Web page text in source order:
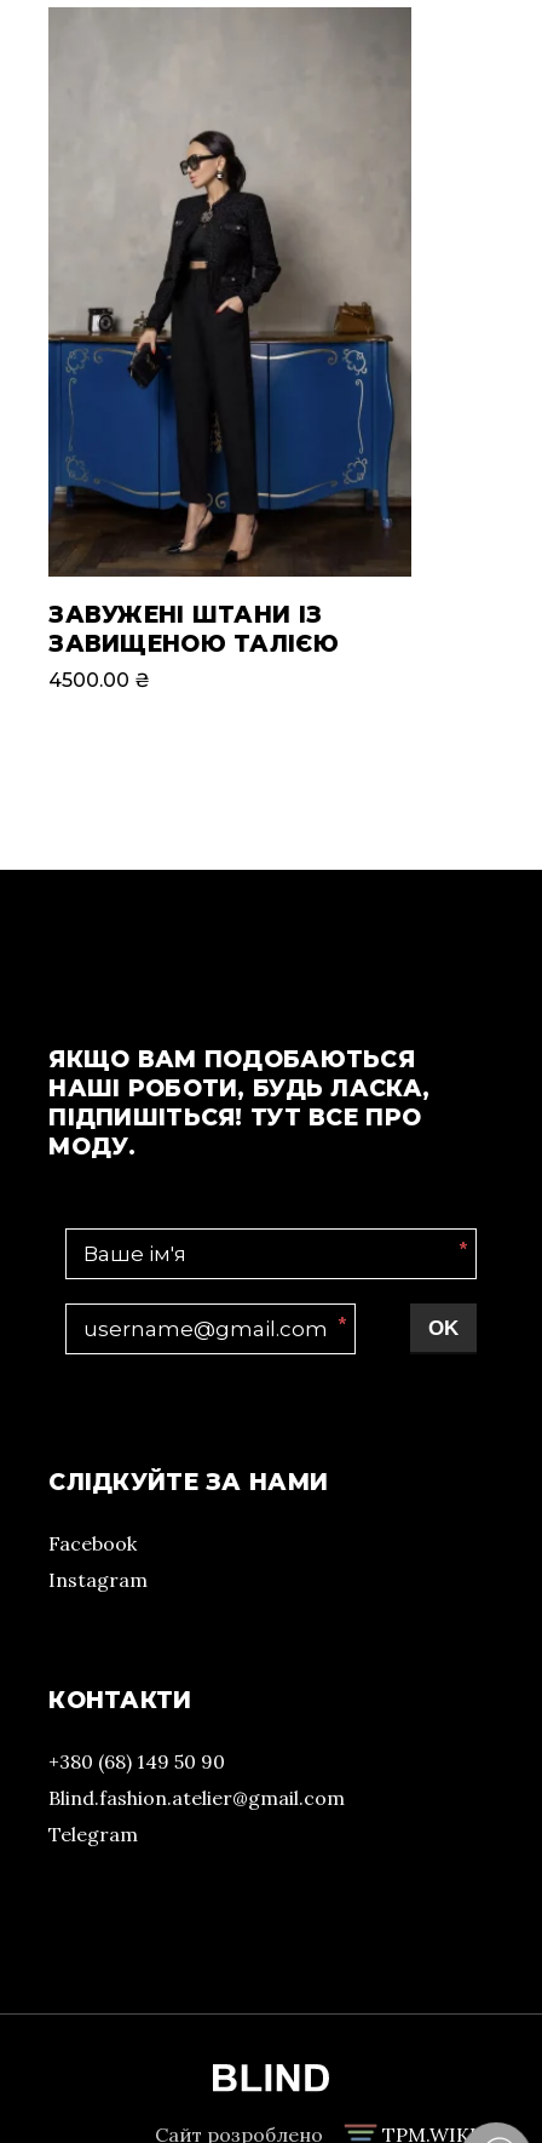
ЗАВУЖЕНІ ШТАНИ ІЗ
ЗАВИЩЕНОЮ ТАЛІЄЮ
4500.00 ₴
ЯКЩО ВАМ ПОДОБАЮТЬСЯ
НАШІ РОБОТИ, БУДЬ ЛАСКА,
ПІДПИШІТЬСЯ! ТУТ ВСЕ ПРО
МОДУ.
*
* OK
СЛІДКУЙТЕ ЗА НАМИ
Facebook
Instagram
КОНТАКТИ
+380 (68) 149 50 90
Blind.fashion.atelier@gmail.com
Telegram
Сайт розроблено TPM.WIKI